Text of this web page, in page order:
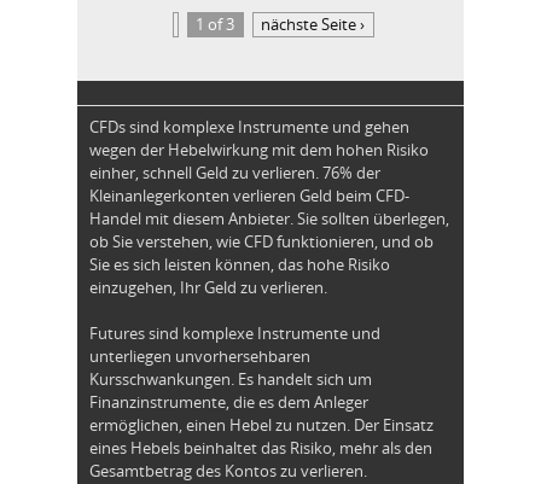
1 of 3
nächste Seite ›
CFDs sind komplexe Instrumente und gehen
wegen der Hebelwirkung mit dem hohen Risiko
einher, schnell Geld zu verlieren. 76% der
Kleinanlegerkonten verlieren Geld beim CFD-
Handel mit diesem Anbieter. Sie sollten überlegen,
ob Sie verstehen, wie CFD funktionieren, und ob
Sie es sich leisten können, das hohe Risiko
einzugehen, Ihr Geld zu verlieren.
Futures sind komplexe Instrumente und
unterliegen unvorhersehbaren
Kursschwankungen. Es handelt sich um
Finanzinstrumente, die es dem Anleger
ermöglichen, einen Hebel zu nutzen. Der Einsatz
eines Hebels beinhaltet das Risiko, mehr als den
Gesamtbetrag des Kontos zu verlieren.